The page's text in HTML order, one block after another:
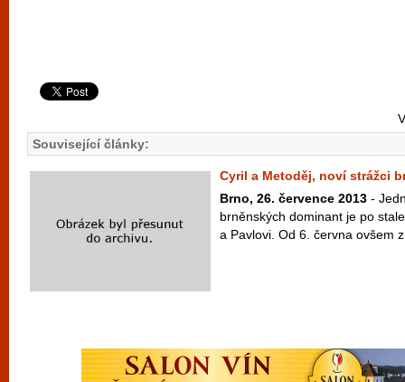
Související články:
Cyril a Metoděj, noví strážci
Brno, 26. července 2013 -
brněnských dominant je po
a Pavlovi. Od 6. června ovšem